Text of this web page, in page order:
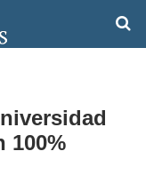
100%